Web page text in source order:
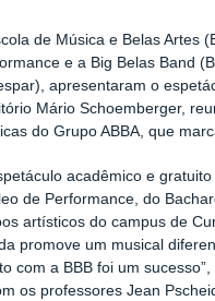
de Música e Belas Artes
e a Big Belas Band
apresentaram o
Mário Schoemberger,
do Grupo ABBA, que
acadêmico e
de Performance, do
artísticos do campus de
promove um musical
com a BBB foi um
os professores Jean